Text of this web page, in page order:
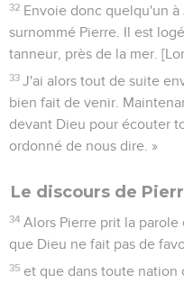
32 Envoie donc quelqu'un à
surnommé Pierre. Il est
tanneur, près de la mer.
33 J'ai alors tout de suite
bien fait de venir.
devant Dieu pour écouter
ordonné de nous dire. »
Le discours de
34 Alors Pierre prit la
que Dieu ne fait pas de
35 et que dans toute